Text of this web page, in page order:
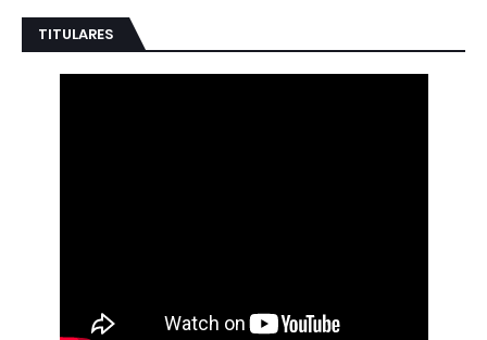
TITULARES